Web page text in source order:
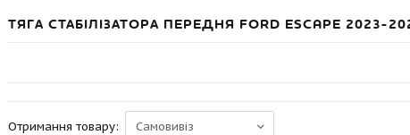
ТЯГА СТАБІЛІЗАТОРА ПЕРЕДНЯ FORD ESCAPE 2023-
Отримання товару: